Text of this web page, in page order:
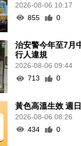
2026-08-06 10:17
855
0
治安警今年至7月
行人違規
2026-08-06 09:44
713
0
黃色高溫生效 週
2026-08-06 08:26
434
0